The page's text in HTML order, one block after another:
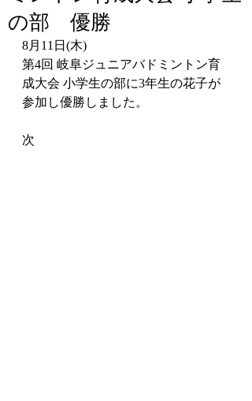
の部 優勝
8月11日(木)
第4回 岐阜ジュニアバドミントン育
成大会 小学生の部に3年生の花子が
参加し優勝しました。
次